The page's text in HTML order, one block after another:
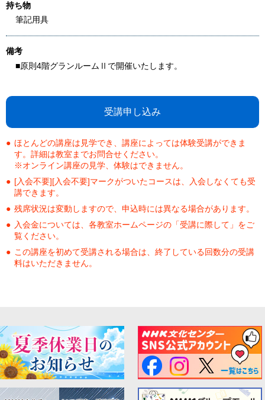
持ち物
筆記用具
備考
■原則4階グランルームⅡで開催いたします。
受講申し込み
ほとんどの講座は見学でき、講座によっては体験受講ができま
す。詳細は教室までお問合せください。
※オンライン講座の見学、体験はできません。
[入会不要][入会不要]マークがついたコースは、入会しなくても受
講できます。
残席状況は変動しますので、申込時には異なる場合があります。
入会金については、各教室ホームページの「受講に際して」をご
覧ください。
この講座を初めて受講される場合は、終了している回数分の受講
料はいただきません。